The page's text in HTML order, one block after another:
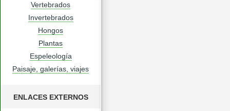
Vertebrados
Invertebrados
Hongos
Plantas
Espeleología
Paisaje, galerías, viajes
ENLACES EXTERNOS